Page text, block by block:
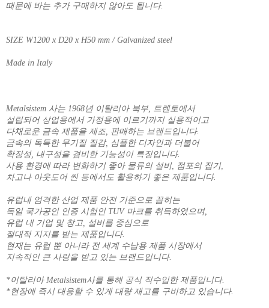
때문에 바는 추가 구매하지 않아도 됩니다.
SIZE W1200 x D20 x H50 mm / Galvanized steel
Made in Italy
Metalsistem 사는 1968년 이탈리아 북부, 트렌토에서
설립되어 상업용에서 가정용에 이르기까지 실용적이고
다채로운 금속 제품을 제조, 판매하는 브랜드입니다.
금속의 독특한 무기질 질감, 심플한 디자인과 더불어
확장성, 내구성을 겸비한 기능성이 특징입니다.
사용 환경에 따라 변화하기 좋아 물류의 설비, 점포의 집기,
차고나 아웃도어 씬 등에서도 활용하기 좋은 제품입니다.
유럽내 엄격한 산업 제품 안전 기준으로 꼽히는
독일 국가공인 인증 시험인 TUV 마크를 취득하였으며,
유럽 내 기업 및 창고, 설비를 중심으로
절대적 지지를 받는 제품입니다.
현재는 유럽 뿐 아니라 전 세계 수납용 제품 시장에서
지속적인 큰 사랑을 받고 있는 브랜드입니다.
*이탈리아 Metalsistem사를 통해 공식 직수입한 제품입니다.
*현장에 즉시 대응할 수 있게 대량 재고를 구비하고 있습니다.